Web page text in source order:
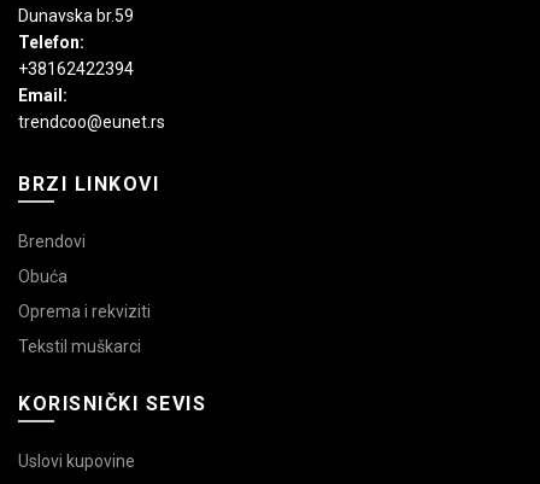
Dunavska br.59
Telefon:
+38162422394
Email:
trendcoo@eunet.rs
BRZI LINKOVI
Brendovi
Obuća
Oprema i rekviziti
Tekstil muškarci
KORISNIČKI SEVIS
Uslovi kupovine